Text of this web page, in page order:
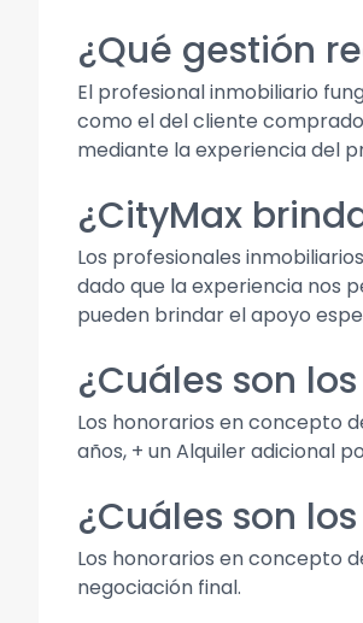
¿Qué gestión
El profesional inmobiliario
como el del cliente
mediante la experiencia del
¿CityMax
Los profesionales
dado que la experiencia nos
pueden brindar el apoyo
¿Cuáles son
Los honorarios en concepto
años, + un Alquiler adicional
¿Cuáles son
Los honorarios en concepto
negociación final.